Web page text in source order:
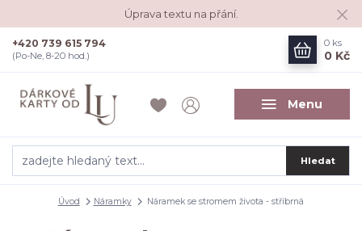
Úprava textu na přání.
Menu
Hledat
+420 739 615 794
(Po-Ne, 8-20 hod.)
0 ks
0 Kč
Úvod Náramky Náramek se stromem života - stříbrná